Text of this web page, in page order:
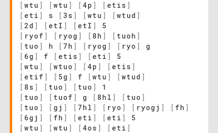
[ wtu ] [ wtu ] [ 4p ] [ etis ]
[ eti ] s [ 3s ] [ wtu ] [ wtud ]
[ 2d ] [ etI ] [ etI ]
5
[ ryof ] [ ryog ] [ 8h ] [ tuoh ]
[ tuo ] h [ 7h ] [ ryog ] [ ryo ]
g
[ 6g ] f [ etis ] [ eti ]
5
[ wtu ] [ wtuo ] [ 4p ] [ etis ]
[ etif ] [ 5g ] f [ wtu ] [ wtud ]
[ 8s ] [ tuo ] [ tuo ]
1
[ tuo ] [ tuof ] g [ 8hl ] [ tuo ]
[ tuo ] [ gj ] [ 7hl ] [ ryo ] [ ryogj ] [ fh ]
[ 6gj ] [ fh ] [ eti ] [ eti ]
5
[ wtu ] [ wtu ] [ 4os ] [ eti ]